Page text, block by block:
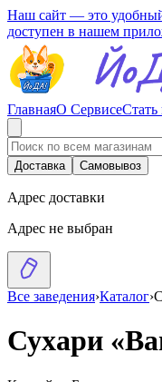
Наш сайт — это
доступен в нашем
ГлавнаяО СервисеСтать
Доставка Самовывоз
Адрес доставки
Адрес не выбран
Все заведения›Каталог›
Сухари